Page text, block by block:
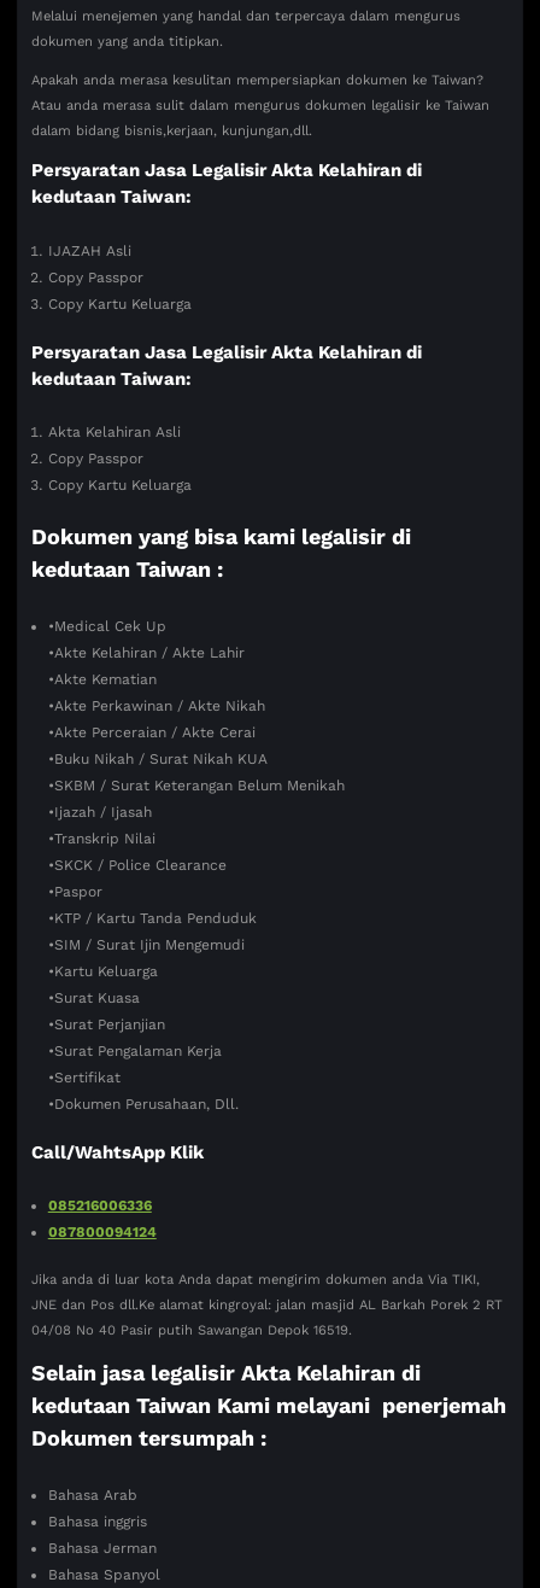
Melalui menejemen yang handal dan terpercaya dalam mengurus
dokumen yang anda titipkan.
Apakah anda merasa kesulitan mempersiapkan dokumen ke Taiwan?
Atau anda merasa sulit dalam mengurus dokumen legalisir ke Taiwan
dalam bidang bisnis,kerjaan, kunjungan,dll.
Persyaratan Jasa Legalisir Akta Kelahiran di
kedutaan Taiwan:
IJAZAH Asli
Copy Passpor
Copy Kartu Keluarga
Persyaratan Jasa Legalisir Akta Kelahiran di
kedutaan Taiwan:
Akta Kelahiran Asli
Copy Passpor
Copy Kartu Keluarga
Dokumen yang bisa kami legalisir di
kedutaan Taiwan :
•Medical Cek Up
•Akte Kelahiran / Akte Lahir
•Akte Kematian
•Akte Perkawinan / Akte Nikah
•Akte Perceraian / Akte Cerai
•Buku Nikah / Surat Nikah KUA
•SKBM / Surat Keterangan Belum Menikah
•Ijazah / Ijasah
•Transkrip Nilai
•SKCK / Police Clearance
•Paspor
•KTP / Kartu Tanda Penduduk
•SIM / Surat Ijin Mengemudi
•Kartu Keluarga
•Surat Kuasa
•Surat Perjanjian
•Surat Pengalaman Kerja
•Sertifikat
•Dokumen Perusahaan, Dll.
Call/WahtsApp Klik
085216006336
087800094124
Jika anda di luar kota Anda dapat mengirim dokumen anda Via TIKI,
JNE dan Pos dll.Ke alamat kingroyal: jalan masjid AL Barkah Porek 2 RT
04/08 No 40 Pasir putih Sawangan Depok 16519.
Selain jasa legalisir Akta Kelahiran di
kedutaan Taiwan Kami melayani penerjemah
Dokumen tersumpah :
Bahasa Arab
Bahasa inggris
Bahasa Jerman
Bahasa Spanyol